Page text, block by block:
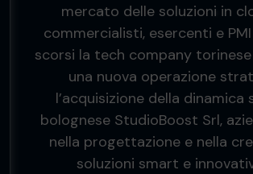
mercato delle soluzioni in
commercialisti, esercenti e
scorsi la tech company
una nuova operazione
l’acquisizione della
bolognese StudioBoost Srl,
nella progettazione e nella
soluzioni smart e